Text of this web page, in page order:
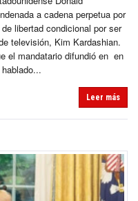
a cadena perpetua por
libertad condicional por ser
televisión, Kim Kardashian.
el mandatario difundió en en
Leer más